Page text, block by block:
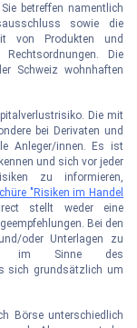
betreffen namentlich
sowie die
von Produkten und
Die
Schweiz wohnhaften
Die mit
bei Derivaten und
Anleger/innen. Es ist
und sich vor jeder
zu informieren,
"Risiken im Handel
stellt weder eine
Bei den
oder Unterlagen zu
im Sinne des
sich grundsätzlich um
Börse unterschiedlich